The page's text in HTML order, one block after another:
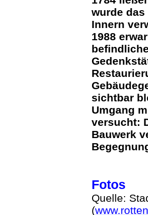
wurde das
Innern
1988
sichtbar
Umgang
versucht:
Bauwerk
Fotos
Quelle:
(